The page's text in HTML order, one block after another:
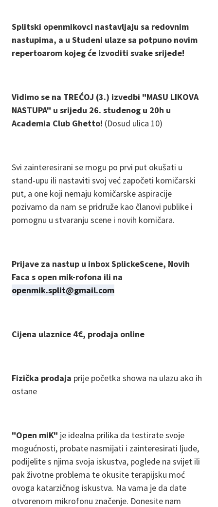
Splitski openmikovci nastavljaju sa redovnim
nastupima, a u Studeni ulaze sa potpuno novim
repertoarom kojeg će izvoditi svake srijede!
Vidimo se na TREĆOJ (3.) izvedbi "MASU LIKOVA
NASTUPA" u srijedu 26. studenog u 20h u
Academia Club Ghetto! (Dosud ulica 10)
Svi zainteresirani se mogu po prvi put okušati u
stand-upu ili nastaviti svoj već započeti komičarski
put, a one koji nemaju komičarske aspiracije
pozivamo da nam se pridruže kao članovi publike i
pomognu u stvaranju scene i novih komičara.
Prijave za nastup u inbox SplickeScene, Novih
Faca s open mik-rofona ili na
openmik.split@gmail.com
Cijena ulaznice 4€, prodaja online
Fizička prodaja prije početka showa na ulazu ako ih
ostane
"Open miK" je idealna prilika da testirate svoje
mogućnosti, probate nasmijati i zainteresirati ljude,
podijelite s njima svoja iskustva, poglede na svijet ili
pak životne problema te okusite terapijsku moć
ovoga katarzičnog iskustva. Na vama je da date
otvorenom mikrofonu značenje. Donesite nam